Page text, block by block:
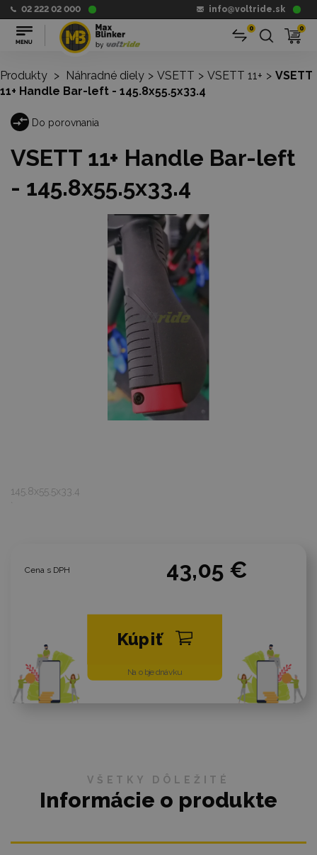
02 222 02 000 info@voltride.sk
0 0
Produkty > Náhradné diely > VSETT > VSETT 11+ > VSETT
11+ Handle Bar-left - 145.8x55.5x33.4
Do porovnania
VSETT 11+ Handle Bar-left
- 145.8x55.5x33.4
145.8x55.5x33.4
`
Cena s DPH 43,05 €
Na objednávku
Kúpiť
VŠETKY DÔLEŽITÉ
Informácie o produkte